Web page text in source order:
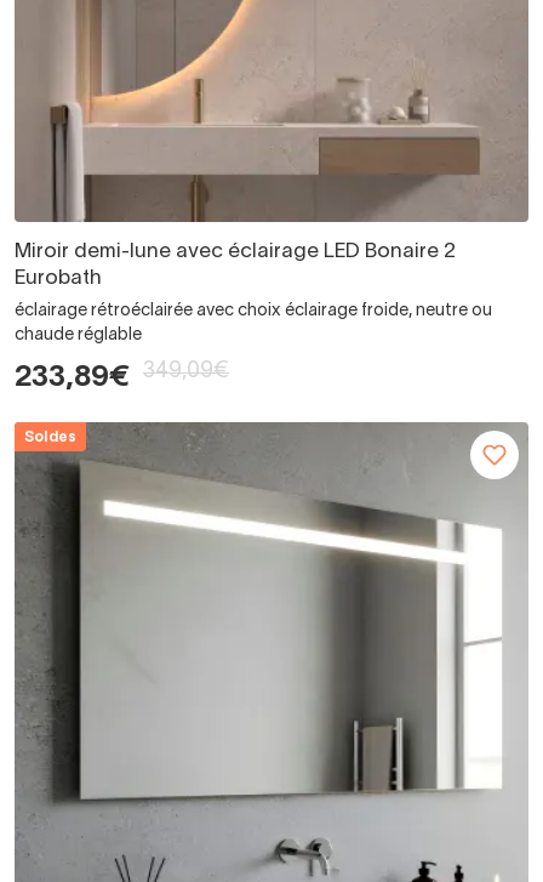
Miroir demi-lune avec éclairage LED Bonaire 2
Eurobath
éclairage rétroéclairée avec choix éclairage froide, neutre ou
chaude réglable
233,89€ 349,09€
Soldes